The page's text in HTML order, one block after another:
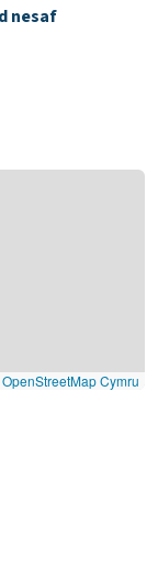
nesaf
OpenStreetMap Cymru